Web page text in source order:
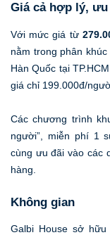
Giá cả hợp lý, ưu
Với mức giá từ
nằm trong phân
Hàn Quốc tại
giá chỉ 199.000đ/
Các chương trình
người”, miễn phí 1
cùng ưu đãi vào các
hàng.
Không gian
Galbi House sở hữu